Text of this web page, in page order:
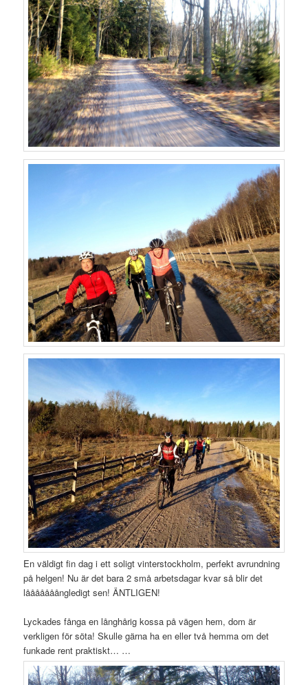
En väldigt fin dag i ett soligt vinterstockholm, perfekt avrundning
på helgen! Nu är det bara 2 små arbetsdagar kvar så blir det
lååååååångledigt sen! ÄNTLIGEN!
Lyckades fånga en långhårig kossa på vägen hem, dom är
verkligen för söta! Skulle gärna ha en eller två hemma om det
funkade rent praktiskt… …